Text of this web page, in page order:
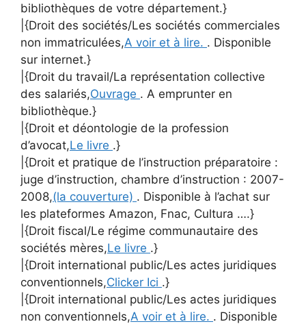
bibliothèques de votre département.}
|{Droit des sociétés/Les sociétés commerciales
non immatriculées,A voir et à lire. . Disponible
sur internet.}
|{Droit du travail/La représentation collective
des salariés,Ouvrage . A emprunter en
bibliothèque.}
|{Droit et déontologie de la profession
d’avocat,Le livre .}
|{Droit et pratique de l’instruction préparatoire :
juge d’instruction, chambre d’instruction : 2007-
2008,(la couverture) . Disponible à l’achat sur
les plateformes Amazon, Fnac, Cultura ….}
|{Droit fiscal/Le régime communautaire des
sociétés mères,Le livre .}
|{Droit international public/Les actes juridiques
conventionnels,Clicker Ici .}
|{Droit international public/Les actes juridiques
non conventionnels,A voir et à lire. . Disponible